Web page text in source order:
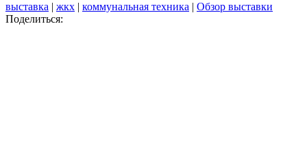
выставка | жкх | коммунальная техника | Обзор выставки
Поделиться: